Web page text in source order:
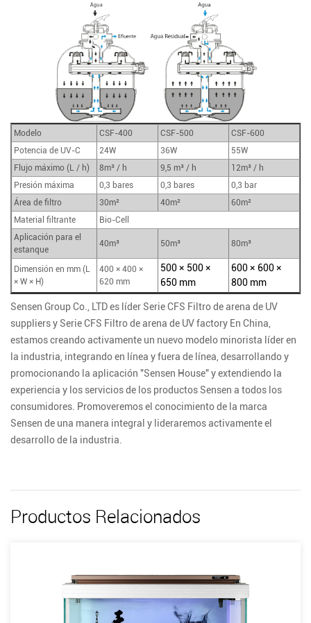
Modelo CSF-400 CSF-500
CSF-600
Potencia de UV-C
24W 36W
55W
Flujo máximo (L / h)
8m³ / h 9,5 m³ / h
12m³ / h
Presión máxima
0,3 bares 0,3 bares
0,3 bar
Área de filtro
30m² 40m²
60m²
Material filtrante
Bio-Cell
Aplicación para el
estanque
40m³ 50m³ 80m³
Dimensión en mm (L
× W × H)
400 × 400 ×
620 mm
500 × 500 ×
650 mm
600 × 600 ×
800 mm
Sensen Group Co., LTD es líder Serie CFS Filtro de arena de UV
suppliersy Serie CFS Filtro de arena de UV factory En China,
estamos creando activamente un nuevo modelo minorista líder en
la industria, integrando en línea y fuera de línea, desarrollando y
promocionando la aplicación "Sensen House" y extendiendo la
experiencia y los servicios de los productos Sensen a todos los
consumidores. Promoveremos el conocimiento de la marca
Sensen de una manera integral y lideraremos activamente el
desarrollo de la industria.
Productos Relacionados